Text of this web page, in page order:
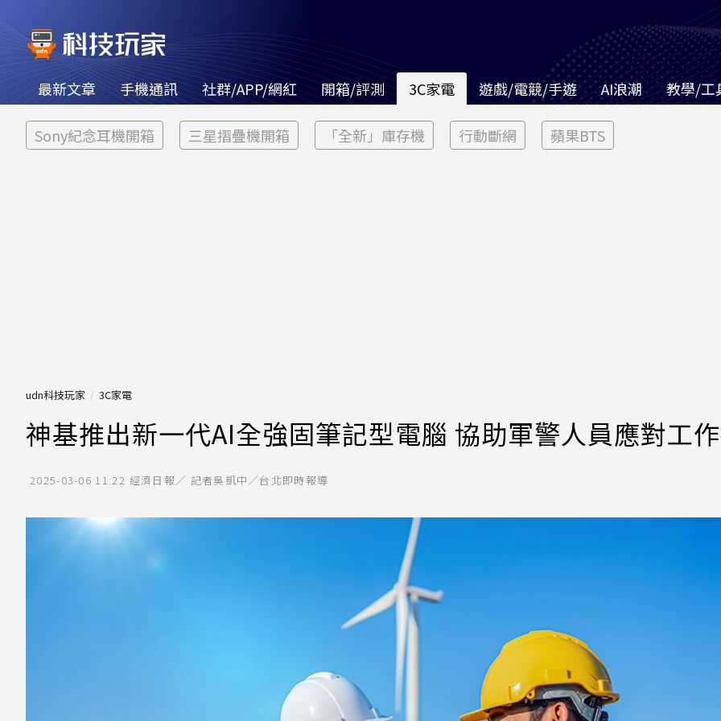
最新文章 手機通訊 社群/APP/網紅 開箱/評測 3C家電 遊戲/電競/手遊 AI浪潮 教學/工
Sony紀念耳機開箱 三星摺疊機開箱 「全新」庫存機 行動斷網 蘋果BTS
udn科技玩家 3C家電
神基推出新一代AI全強固筆記型電腦 協助軍警人員應對工
2025-03-06 11:22 經濟日報／ 記者吳凱中／台北即時報導